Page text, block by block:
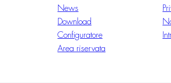
News
Download
Configuratore
Area riservata